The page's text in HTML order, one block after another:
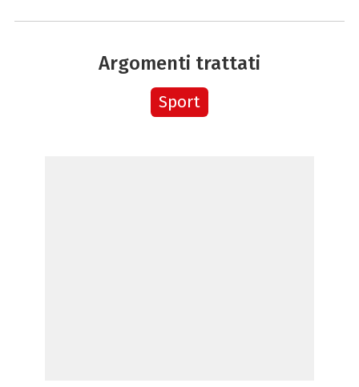
Argomenti trattati
Sport